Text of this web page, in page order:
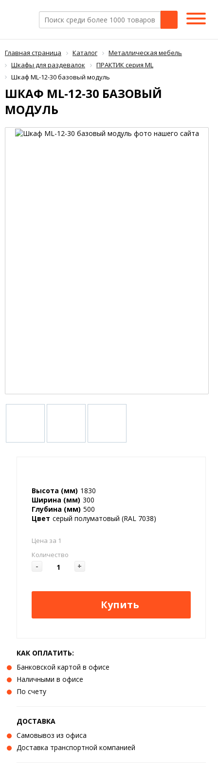
Главная страница Каталог
Металлическая мебель
Шкафы для раздевалок
ПРАКТИК серия ML
Шкаф ML-12-30 базовый модуль
ШКАФ ML-12-30 БАЗОВЫЙ
МОДУЛЬ
Высота (мм) 1830
Ширина (мм) 300
Глубина (мм) 500
Цвет серый полуматовый (RAL 7038)
Цена за 1
Количество
- +
Купить
КАК ОПЛАТИТЬ:
Банковской картой в офисе
Наличными в офисе
По счету
ДОСТАВКА
Самовывоз из офиса
Доставка транспортной компанией